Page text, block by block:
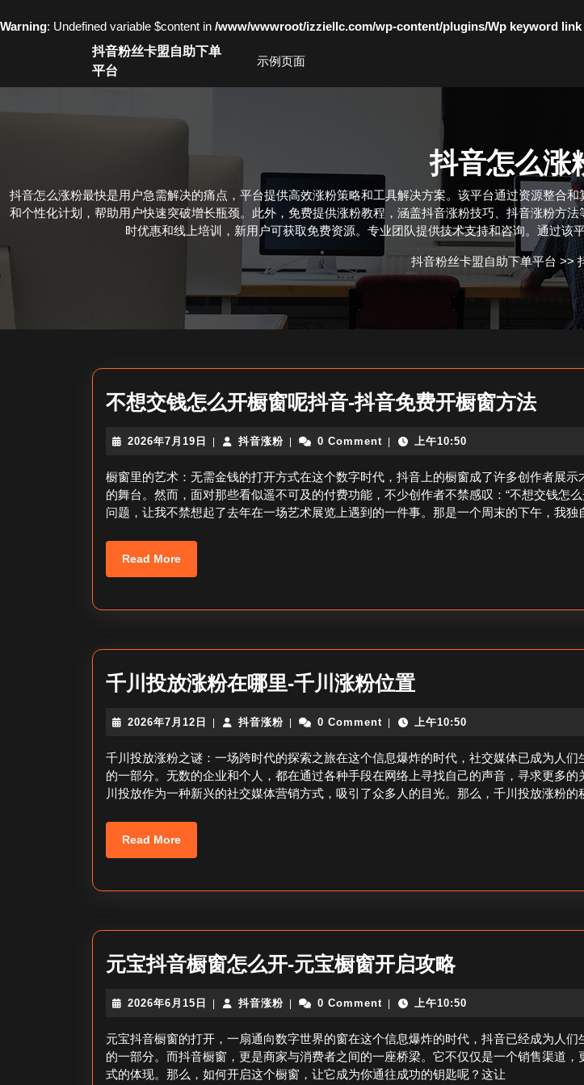
Warning: Undefined variable $content in /www/wwwroot/izziellc.com/wp-content/plugins/Wp keyword
抖音粉丝卡盟自助下单
平台
示例页面
抖音怎么涨
抖音怎么涨粉最快是用户急需解决的痛点，平台提供高效涨粉策略和工具解决方案。该平台通过资源整合
和个性化计划，帮助用户快速突破增长瓶颈。此外，免费提供涨粉教程，涵盖抖音涨粉技巧、抖音涨粉方
时优惠和线上培训，新用户可获取免费资源。专业团队提供技术支持和咨询。通过该
抖音粉丝卡盟自助下单平台 >>
不想交钱怎么开橱窗呢抖音-抖音免费开橱窗方法不
钱
怎
么
抖
费
开
法
2026年7月19日
2026
7
月
19
日
抖音涨粉抖
涨
粉
0 Comment 上午10:50
橱窗里的艺术：无需金钱的打开方式在这个数字时代，抖音上的橱窗成了许多创作者展示
的舞台。然而，面对那些看似遥不可及的付费功能，不少创作者不禁感叹：“不想交钱怎
问题，让我不禁想起了去年在一场艺术展览上遇到的一件事。那是一个周末的下午，我独
Read MoreRead
More
千川投放涨粉在哪里-千川涨粉位置千
投
放
涨
粉
川
涨
粉
位
2026年7月12日
2026
月
12
日
抖音涨粉抖
涨
粉
0 Comment 上午10:50
千川投放涨粉之谜：一场跨时代的探索之旅在这个信息爆炸的时代，社交媒体已成为人们
的一部分。无数的企业和个人，都在通过各种手段在网络上寻找自己的声音，寻求更多的
川投放作为一种新兴的社交媒体营销方式，吸引了众多人的目光。那么，千川投放涨粉的
Read MoreRead
More
元宝抖音橱窗怎么开-元宝橱窗开启攻略元
抖
音
橱
2026年6月15日
2026
6
月
15
日
抖音涨粉抖
涨
粉
0 Comment 上午10:50
元宝抖音橱窗的打开，一扇通向数字世界的窗在这个信息爆炸的时代，抖音已经成为人们
的一部分。而抖音橱窗，更是商家与消费者之间的一座桥梁。它不仅仅是一个销售渠道，
式的体现。那么，如何开启这个橱窗，让它成为你通往成功的钥匙呢？这让